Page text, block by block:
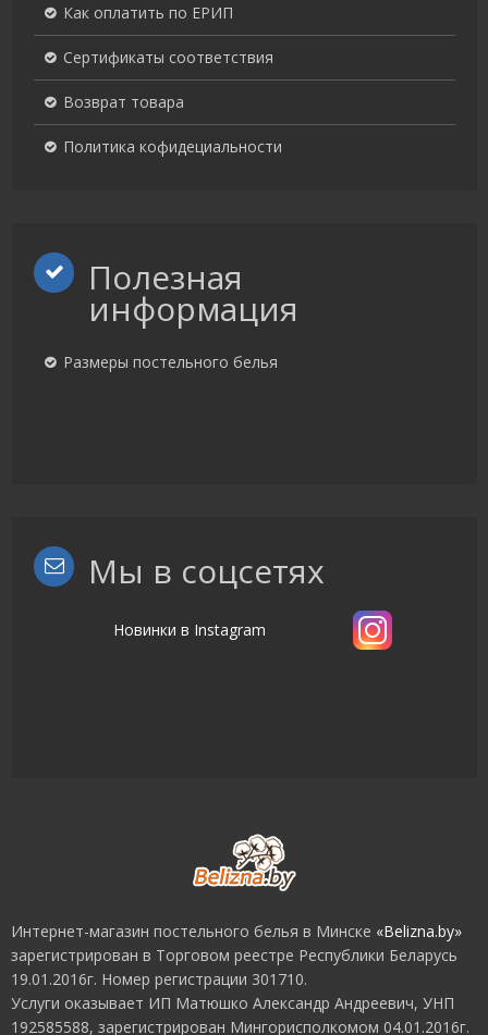
Как оплатить по ЕРИП
Сертификаты соответствия
Возврат товара
Политика кофидециальности
Полезная
информация
Размеры постельного белья
Мы в соцсетях
Новинки в Instagram
Интернет-магазин постельного белья в Минске «Belizna.by»
зарегистрирован в Торговом реестре Республики Беларусь
19.01.2016г. Номер регистрации 301710.
Услуги оказывает ИП Мaтюшкo Александр Андреевич, УНП
192585588, зарегистрирован Мингорисполкомом 04.01.2016г.